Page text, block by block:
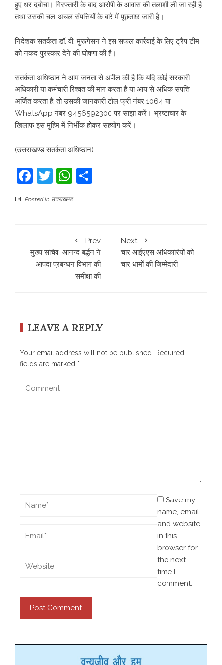
हुए धर दबोचा। गिरफ्तारी के बाद आरोपी के आवास की तलाशी ली जा रही है
तथा उसकी चल-अचल संपत्तियों के बारे में पूछताछ जारी है।
निदेशक सतर्कता डॉ. वी. मुरूगेसन ने इस सफल कार्रवाई के लिए ट्रैप टीम
को नकद पुरस्कार देने की घोषणा की है।
सतर्कता अधिष्ठान ने आम जनता से अपील की है कि यदि कोई सरकारी
अधिकारी या कर्मचारी रिश्वत की मांग करता है या आय से अधिक संपत्ति
अर्जित करता है, तो उसकी जानकारी टोल फ्री नंबर 1064 या
WhatsApp नंबर 9456592300 पर साझा करें। भ्रष्टाचार के
खिलाफ इस मुहिम में निर्भीक होकर सहयोग करें।
(उत्तराखण्ड सतर्कता अधिष्ठान)
Facebook
TwitterWhatsApp
Posted in उत्तराखण्ड
Prev
मुख्य सचिव आनन्द बर्द्धन ने
आपदा प्रबन्धन विभाग की
समीक्षा की
Next
चार आईएएस अधिकारियों को
चार धामों की जिम्मेदारी
LEAVE A REPLY
Your email address will not be published.
Required
fields are marked *
Save my
name, email,
and website
in this
browser for
the next
time I
comment.